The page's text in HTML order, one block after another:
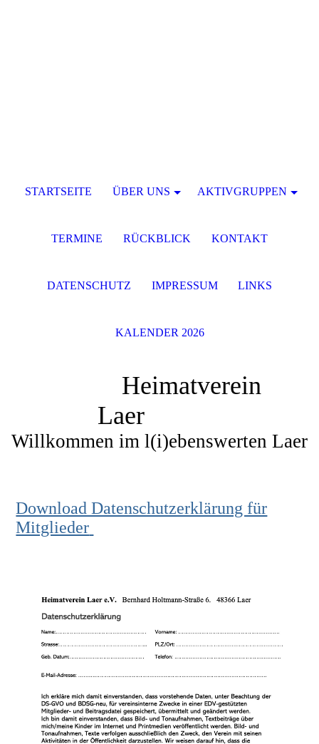
Heimatverein
Laer
Willkommen im l(i)ebenswerten Laer
Download Datenschutzerklärung für
Mitglieder
STARTSEITE ÜBER UNS AKTIVGRUPPEN
TERMINE RÜCKBLICK KONTAKT
DATENSCHUTZ IMPRESSUM LINKS
KALENDER 2026